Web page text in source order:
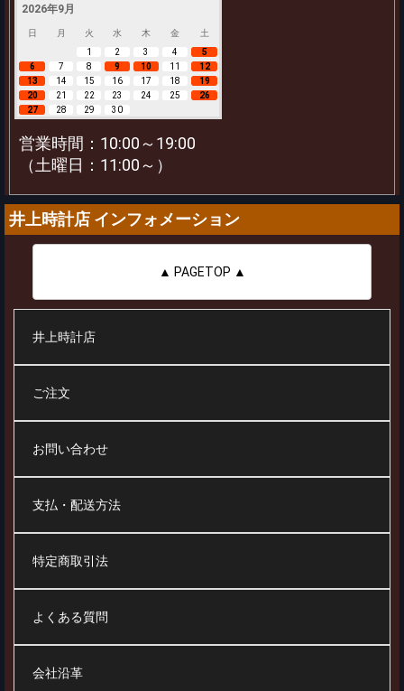
2026年9月
日 月 火 水 木 金
土
1
2 3 4
5
6
7 8 9 10 11
12
13
14 15 16 17 18
19
20
21 22 23 24 25
26
27
28 29 30
営業時間：10:00～19:00
（土曜日：11:00～）
井上時計店 インフォメーション
▲ PAGETOP ▲
井上時計店
ご注文
お問い合わせ
支払・配送方法
特定商取引法
よくある質問
会社沿革